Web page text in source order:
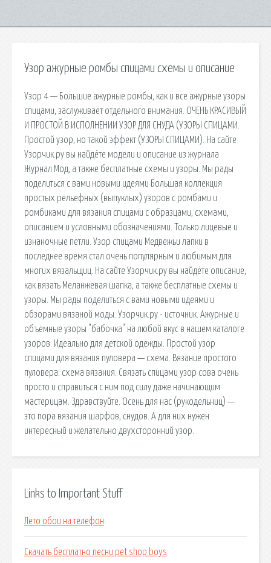
Узор ажурные ромбы спицами схемы и описание
Узор 4 — Большие ажурные ромбы, как и все ажурные узоры
спицами, заслуживает отдельного внимания. ОЧЕНЬ КРАСИВЫЙ
И ПРОСТОЙ В ИСПОЛНЕНИИ УЗОР ДЛЯ СНУДА (УЗОРЫ СПИЦАМИ.
Простой узор, но такой эффект (УЗОРЫ СПИЦАМИ). На сайте
Узорчик.ру вы найдёте модели и описание из журнала
Журнал Мод, а также бесплатные схемы и узоры. Мы рады
поделиться с вами новыми идеями Большая коллекция
простых рельефных (выпуклых) узоров с ромбами и
ромбиками для вязания спицами с образцами, схемами,
описанием и условными обозначениями. Только лицевые и
изнаночные петли. Узор спицами Медвежьи лапки в
последнее время стал очень популярным и любимым для
многих вязальщиц. На сайте Узорчик.ру вы найдёте описание,
как вязать Меланжевая шапка, а также бесплатные схемы и
узоры. Мы рады поделиться с вами новыми идеями и
обзорами вязаной моды. Узорчик.ру - источник. Ажурные и
объемные узоры "бабочка" на любой вкус в нашем каталоге
узоров. Идеально для детской одежды. Простой узор
спицами для вязания пуловера — схема. Вязание простого
пуловера: схема вязания. Связать спицами узор сова очень
просто и справиться с ним под силу даже начинающим
мастерицам. Здравствуйте. Осень для нас (рукодельниц) —
это пора вязания шарфов, снудов. А для них нужен
интересный и желательно двухсторонний узор.
Links to Important Stuff
Лето обои на телефон
Скачать бесплатно песни pet shop boys